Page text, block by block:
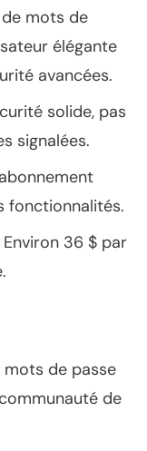
mots de
élégante
avancées.
solide, pas
signalées.
fonctionnalités.
36 $ par
de passe
de